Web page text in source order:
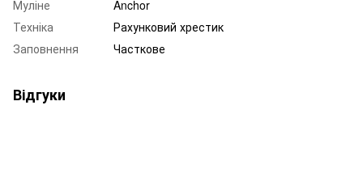
Муліне
Anchor
Техніка
Рахунковий хрестик
Заповнення
Часткове
Відгуки